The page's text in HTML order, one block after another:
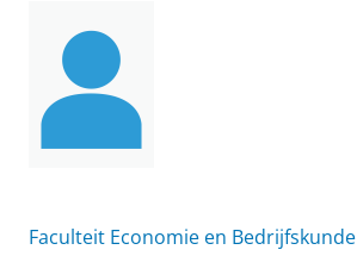
Faculteit Economie en Bedrijfskunde